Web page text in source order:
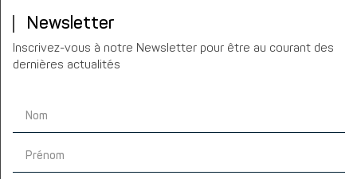
Newsletter
Inscrivez-vous à notre Newsletter pour être au courant des
dernières actualités